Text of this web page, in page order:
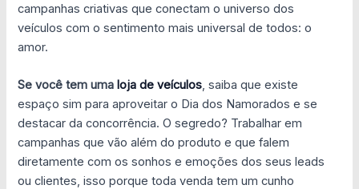
campanhas criativas que conectam o universo dos
veículos com o sentimento mais universal de todos: o
amor.
Se você tem umaloja de veículos, saiba que existe
espaço sim para aproveitar o Dia dos Namorados e se
destacar da concorrência. O segredo? Trabalhar em
campanhas que vão além do produto e que falem
diretamente com os sonhos e emoções dos seus leads
ou clientes, isso porque toda venda tem um cunho